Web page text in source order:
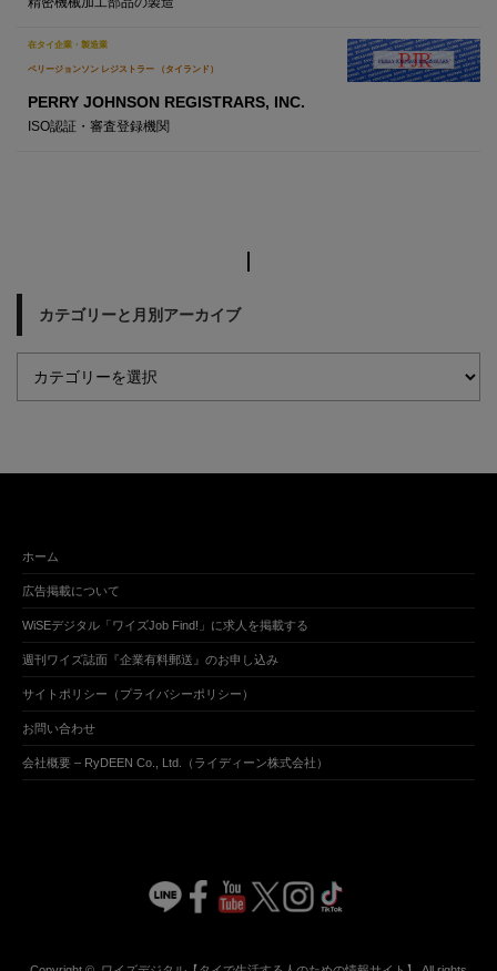
在タイ企業・製造業
ペリージョンソン レジストラー （タイランド）
PERRY JOHNSON REGISTRARS, INC.
ISO認証・審査登録機関
カテゴリーと月別アーカイブ
ホーム
広告掲載について
WiSEデジタル「ワイズJob Find!」に求人を掲載する
週刊ワイズ誌面『企業有料郵送』のお申し込み
サイトポリシー（プライバシーポリシー）
お問い合わせ
会社概要 – RyDEEN Co., Ltd.（ライディーン株式会社）